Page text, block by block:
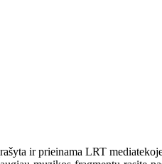
ir prieinama LRT